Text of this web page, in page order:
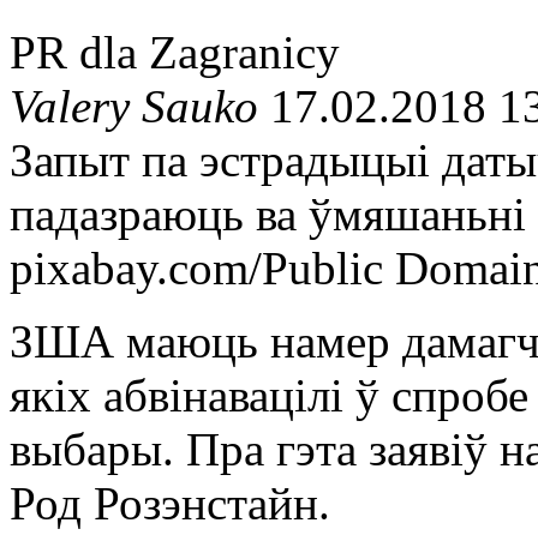
PR dla Zagranicy
Valery Sauko 17.02.2018
Запыт па эстрадыцыі
падазраюць ва
pixabay.com/Public
ЗША маюць намер
якіх абвінавацілі ў
выбары. Пра гэта заявіў
Род Розэнстайн.